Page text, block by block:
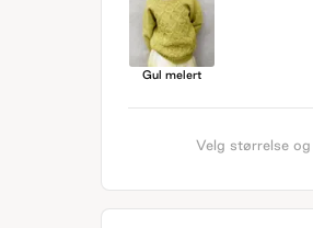
Gul melert
Velg størrelse